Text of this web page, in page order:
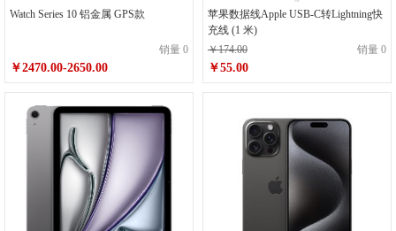
Watch Series 10 铝金属 GPS款
销量 0
￥2470.00-2650.00
苹果数据线Apple USB-C转Lightning快
充线 (1 米)
￥174.00
销量 0
￥55.00